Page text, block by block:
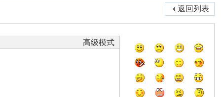
返回列表
高级模式